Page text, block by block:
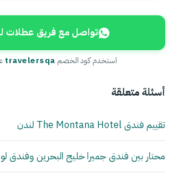
تواصل مع فريق عطلات
استخدم كود الخصم travelersqa
أسئلة متعلقة
تقييم فندق The Montana Hotel لندن
محتار بين فندق جميرا خليج البحرين وفندق لو